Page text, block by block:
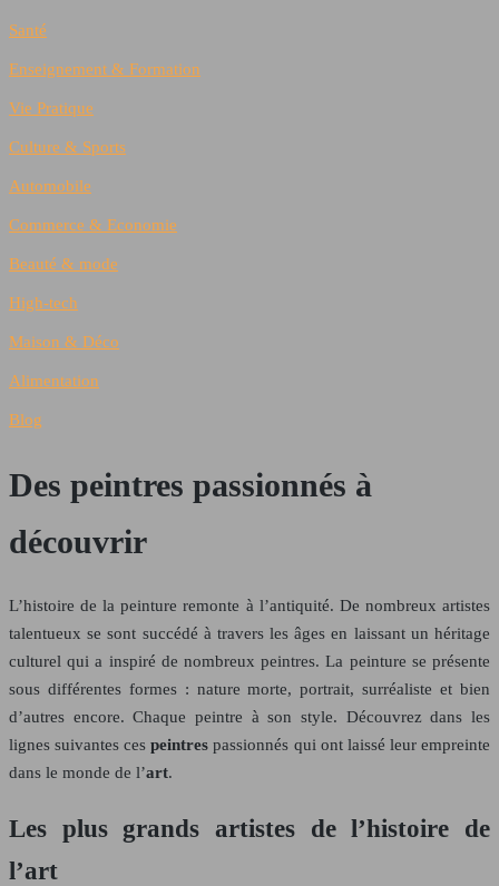
Santé
Enseignement & Formation
Vie Pratique
Culture & Sports
Automobile
Commerce & Economie
Beauté & mode
High-tech
Maison & Déco
Alimentation
Blog
Des peintres passionnés à
découvrir
L’histoire de la peinture remonte à l’antiquité. De nombreux artistes
talentueux se sont succédé à travers les âges en laissant un héritage
culturel qui a inspiré de nombreux peintres. La peinture se présente
sous différentes formes : nature morte, portrait, surréaliste et bien
d’autres encore. Chaque peintre à son style. Découvrez dans les
lignes suivantes cespeintres passionnés qui ont laissé leur empreinte
dans le monde de l’art.
Les plus grands artistes de l’histoire de
l’art